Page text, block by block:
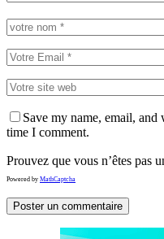
Save my name, email,
time I comment.
Prouvez que vous n’êtes pas
Powered by MathCaptcha